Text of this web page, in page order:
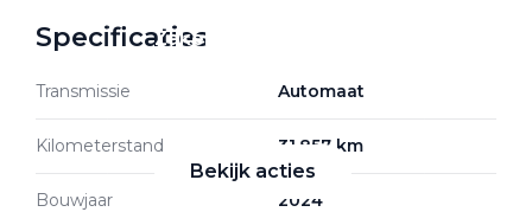
Zakelijke Lease acties
Bekijk acties
Specificaties
Transmissie Automaat
Kilometerstand 31.857 km
Bouwjaar 2024